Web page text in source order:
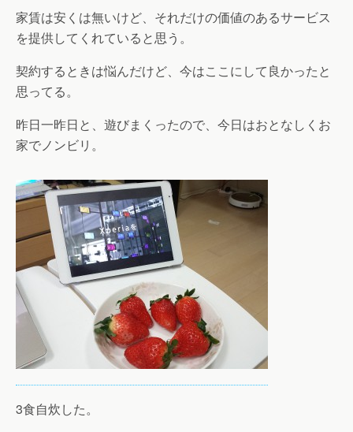
家賃は安くは無いけど、それだけの価値のあるサービス
を提供してくれていると思う。
契約するときは悩んだけど、今はここにして良かったと
思ってる。
昨日一昨日と、遊びまくったので、今日はおとなしくお
家でノンビリ。
3食自炊した。